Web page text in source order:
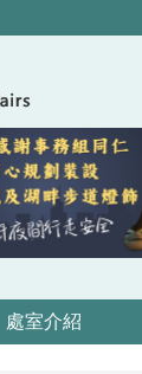
處室介紹